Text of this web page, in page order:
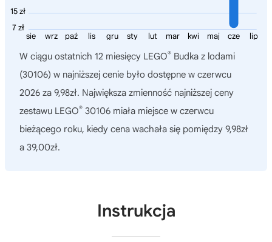
15 zł
7 zł
lip
cze
maj
kwi
mar
lut
sty
gru
lis
paź
wrz
sie
W ciągu ostatnich 12 miesięcy LEGO® Budka z lodami
(30106) w najniższej cenie było dostępne w czerwcu
2026 za 9,98zł. Największa zmienność najniższej ceny
zestawu LEGO® 30106 miała miejsce w czerwcu
bieżącego roku, kiedy cena wachała się pomiędzy 9,98zł
a 39,00zł.
Instrukcja